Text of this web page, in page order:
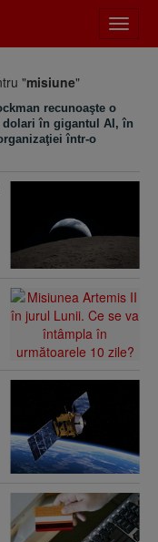
meniu
"misiune"
recunoaşte o
dolari în gigantul AI, în
într-o